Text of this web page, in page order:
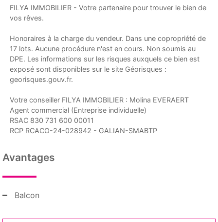
FILYA IMMOBILIER - Votre partenaire pour trouver le bien de
vos rêves.
Honoraires à la charge du vendeur. Dans une copropriété de
17 lots. Aucune procédure n'est en cours. Non soumis au
DPE. Les informations sur les risques auxquels ce bien est
exposé sont disponibles sur le site Géorisques :
georisques.gouv.fr.
Votre conseiller FILYA IMMOBILIER : Molina EVERAERT
Agent commercial (Entreprise individuelle)
RSAC 830 731 600 00011
RCP RCACO-24-028942 - GALIAN-SMABTP
Avantages
Balcon